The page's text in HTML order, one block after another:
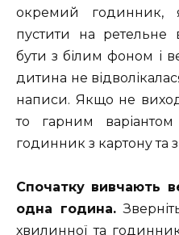
окремий
пустити на ретельне
бути з білим фоном і
дитина не
написи. Якщо не
то гарним
годинник з картону та
Спочатку вивчають
одна година.
хвилинної та